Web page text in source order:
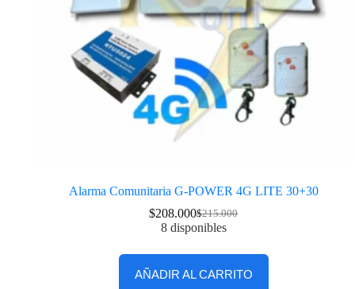
Alarma Comunitaria G-POWER 4G LITE 30+30
$215.000
$208.000
8 disponibles
AÑADIR AL CARRITO